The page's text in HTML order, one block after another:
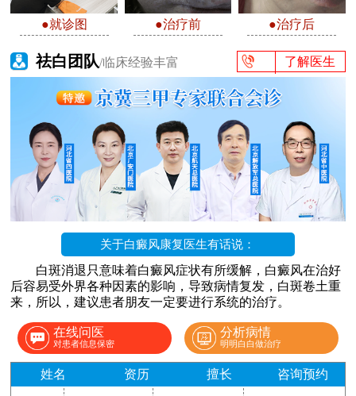
●就诊图 ●治疗前 ●治疗后
祛白团队/临床经验丰富 了解医生
关于白癜风康复医生有话说：
白斑消退只意味着白癜风症状有所缓解，白癜风在治好
后容易受外界各种因素的影响，导致病情复发，白斑卷土重
来，所以，建议患者朋友一定要进行系统的治疗。
在线问医
对患者信息保密
分析病情
明明白白做治疗
姓名 资历 擅长 咨询预约